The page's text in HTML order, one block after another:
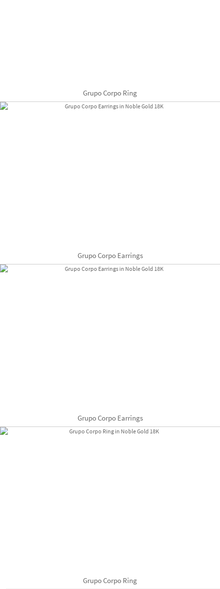
Grupo Corpo Ring
Grupo Corpo Earrings
Grupo Corpo Earrings
Grupo Corpo Ring